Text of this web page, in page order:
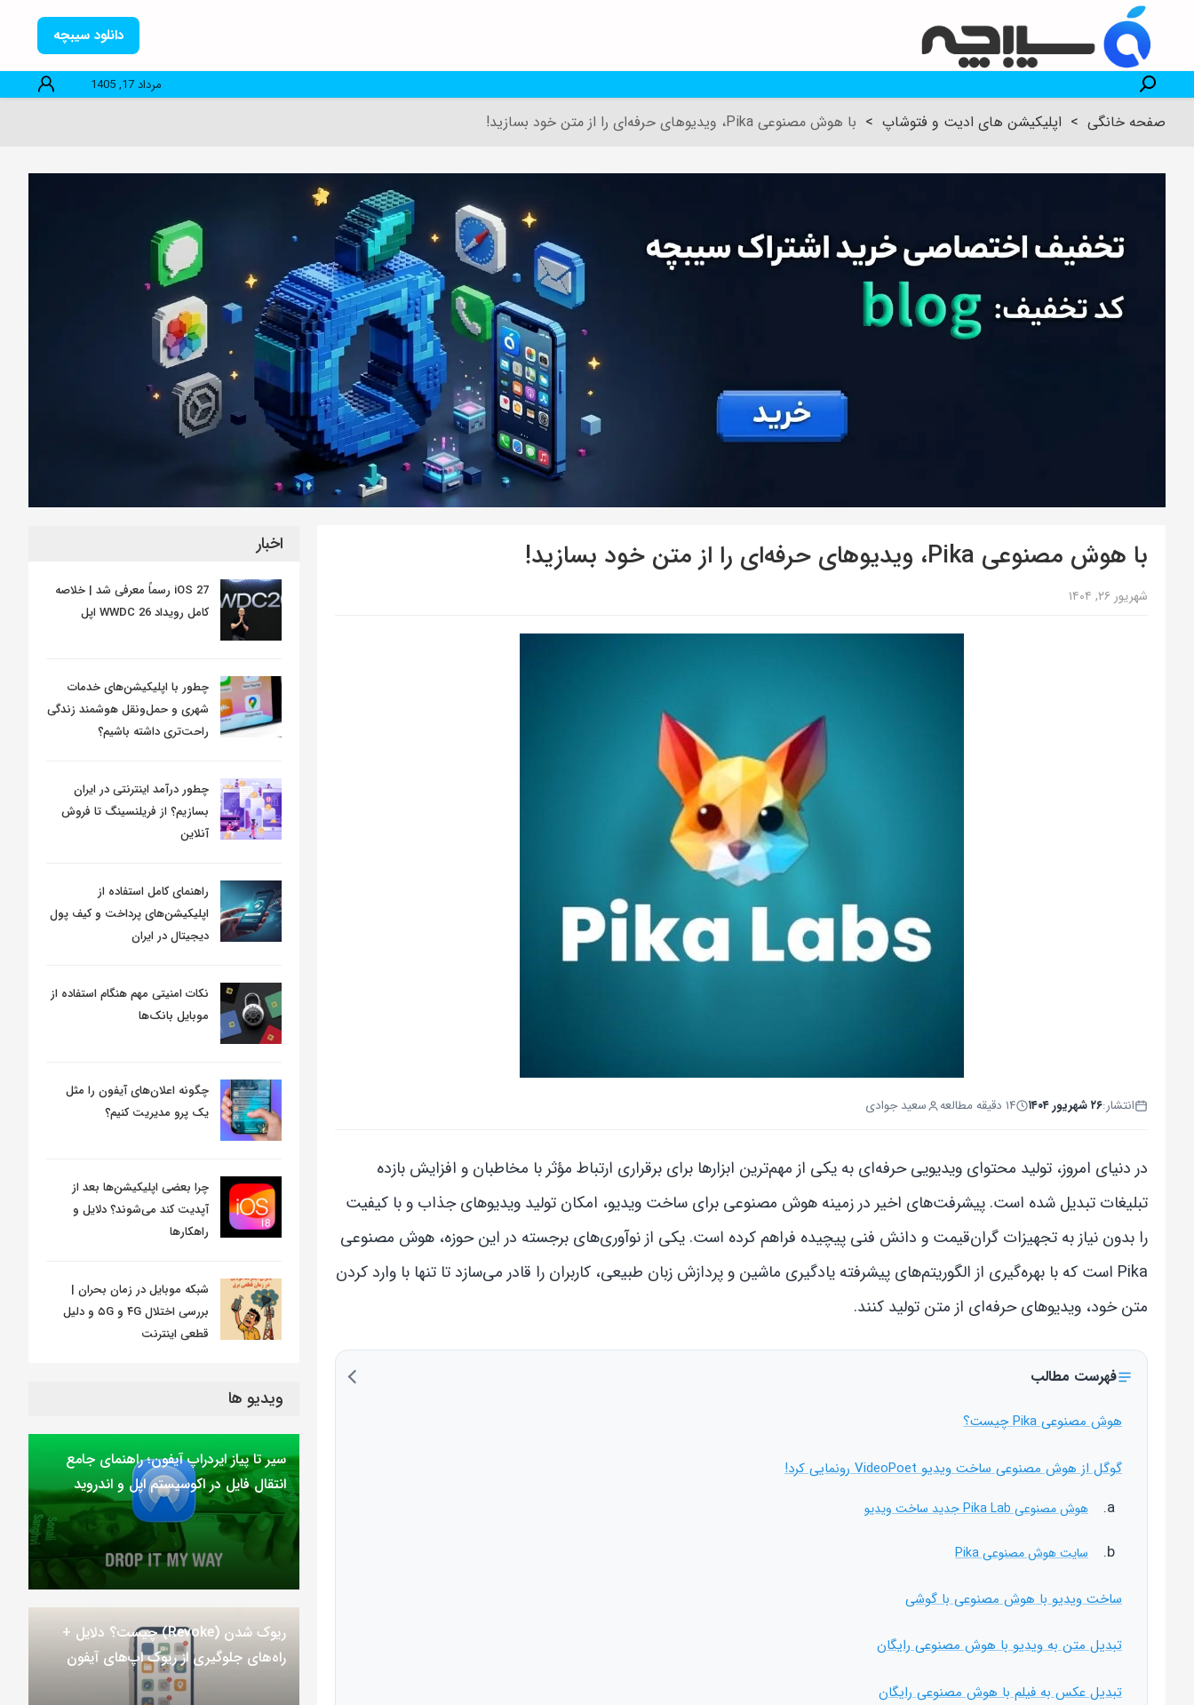
دانلود سیبچه
مرداد 17, 1405
صفحه خانگی > اپلیکیشن های ادیت و فتوشاپ > با هوش مصنوعی Pika، ویدیوهای حرفه‌ای را از متن خود بسازید!
با هوش مصنوعی Pika، ویدیوهای حرفه‌ای را از متن خود بسازید!
شهریور ۲۶, ۱۴۰۴
انتشار:۲۶ شهریور ۱۴۰۴ ۱۴ دقیقه مطالعه سعید جوادی
در دنیای امروز، تولید محتوای ویدیویی حرفه‌ای به یکی از مهم‌ترین ابزارها برای برقراری ارتباط مؤثر با مخاطبان و افزایش بازده
تبلیغات تبدیل شده است. پیشرفت‌های اخیر در زمینه هوش مصنوعی برای ساخت ویدیو، امکان تولید ویدیوهای جذاب و با کیفیت
را بدون نیاز به تجهیزات گران‌قیمت و دانش فنی پیچیده فراهم کرده است. یکی از نوآوری‌های برجسته در این حوزه، هوش مصنوعی
Pika است که با بهره‌گیری از الگوریتم‌های پیشرفته یادگیری ماشین و پردازش زبان طبیعی، کاربران را قادر می‌سازد تا تنها با وارد کردن
متن خود، ویدیوهای حرفه‌ای از متن تولید کنند.
فهرست مطالب
هوش مصنوعی Pika چیست؟
گوگل از هوش مصنوعی ساخت ویدیو VideoPoet رونمایی کرد!
هوش مصنوعی Pika Lab جدید ساخت ویدیو
سایت هوش مصنوعی Pika
ساخت ویدیو با هوش مصنوعی با گوشی
تبدیل متن به ویدیو با هوش مصنوعی رایگان
تبدیل عکس به فیلم با هوش مصنوعی رایگان
اخبار
iOS 27 رسماً معرفی شد | خلاصه
کامل رویداد WWDC 26 اپل
چطور با اپلیکیشن‌های خدمات
شهری و حمل‌ونقل هوشمند زندگی
راحت‌تری داشته باشیم؟
چطور درآمد اینترنتی در ایران
بسازیم؟ از فریلنسینگ تا فروش
آنلاین
راهنمای کامل استفاده از
اپلیکیشن‌های پرداخت و کیف پول
دیجیتال در ایران
نکات امنیتی مهم هنگام استفاده از
موبایل بانک‌ها
چگونه اعلان‌های آیفون را مثل
یک پرو مدیریت کنیم؟
چرا بعضی اپلیکیشن‌ها بعد از
آپدیت کند می‌شوند؟ دلایل و
راهکارها
شبکه موبایل در زمان بحران |
بررسی اختلال ۴G و ۵G و دلیل
قطعی اینترنت
ویدیو ها
سیر تا پیاز ایردراپ آیفون؛ راهنمای جامع
انتقال فایل در اکوسیستم اپل و اندروید
ریوک شدن (Revoke) چیست؟ دلایل +
راه‌های جلوگیری از ریوک اپ‌های آیفون